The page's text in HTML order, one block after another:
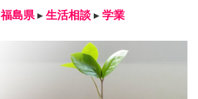
福島県 ▸ 生活相談 ▸ 学業